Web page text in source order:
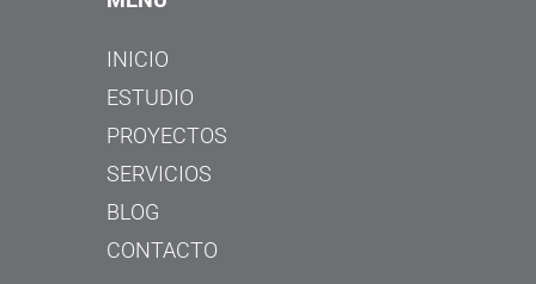
INICIO
ESTUDIO
PROYECTOS
SERVICIOS
BLOG
CONTACTO